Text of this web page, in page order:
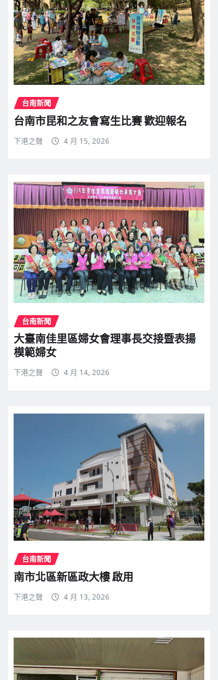
台南新聞
台南市昆和之友會寫生比賽 歡迎報名
下港之聲 4 月 15, 2026
台南新聞
大臺南佳里區婦女會理事長交接暨表揚
模範婦女
下港之聲 4 月 14, 2026
台南新聞
南市北區新區政大樓 啟用
下港之聲 4 月 13, 2026